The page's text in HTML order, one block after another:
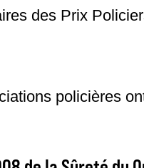
des Prix
policières